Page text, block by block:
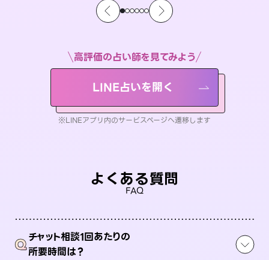
高評価の占い師を見てみよう
LINE占いを開く
※LINEアプリ内のサービスページへ遷移します
よくある質問
FAQ
Qチャット相談1回あたりの
所要時間は？